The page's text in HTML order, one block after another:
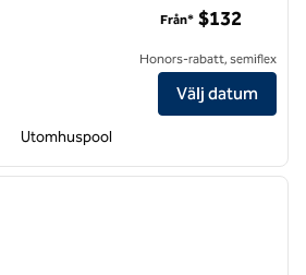
Suites by Hilton Charlotte Airport
Från* $132
Honors-rabatt, semiflex
Välj datum
Utomhuspool
nästa